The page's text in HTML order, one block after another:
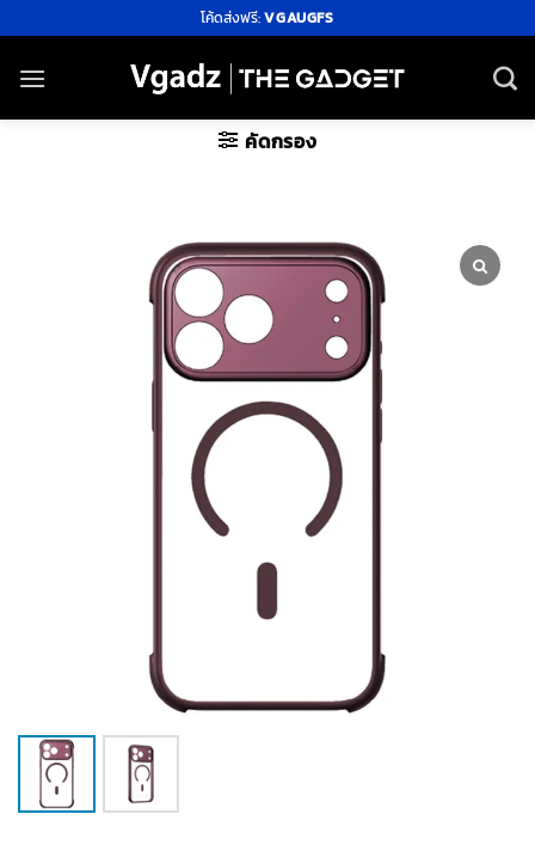
ไป
ยัง
โค้ดส่งฟรี:VGAUGFS
คัดกรอง